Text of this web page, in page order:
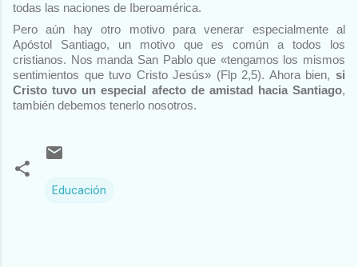
todas las naciones de Iberoamérica.
Pero aún hay otro motivo para venerar especialmente al
Apóstol Santiago, un motivo que es común a todos los
cristianos. Nos manda San Pablo que «tengamos los mismos
sentimientos que tuvo Cristo Jesús» (Flp 2,5). Ahora bien, si
Cristo tuvo un especial afecto de amistad hacia Santiago,
también debemos tenerlo nosotros.
Educación